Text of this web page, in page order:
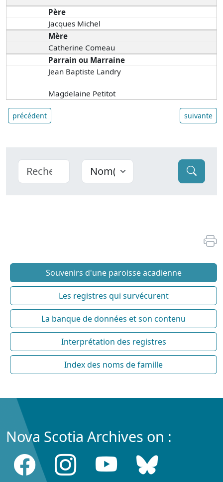
Père
Jacques Michel
Mère
Catherine Comeau
Parrain ou Marraine
Jean Baptiste Landry
Magdelaine Petitot
précédent suivante
Souvenirs d'une paroisse acadienne
Les registres qui survécurent
La banque de données et son contenu
Interprétation des registres
Index des noms de famille
Nova Scotia Archives on :